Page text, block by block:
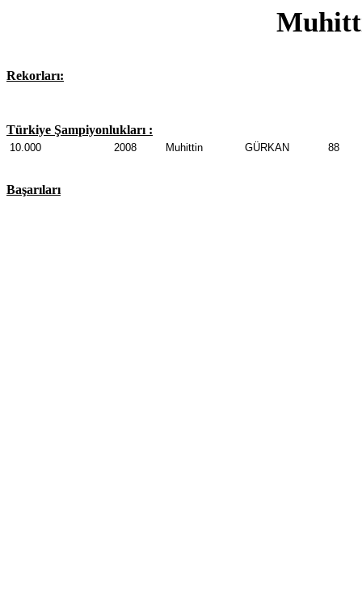
Rekorları:
Türkiye Şampiyonlukları :
10.000 2008 Muhittin GÜRKAN 88
Başarıları